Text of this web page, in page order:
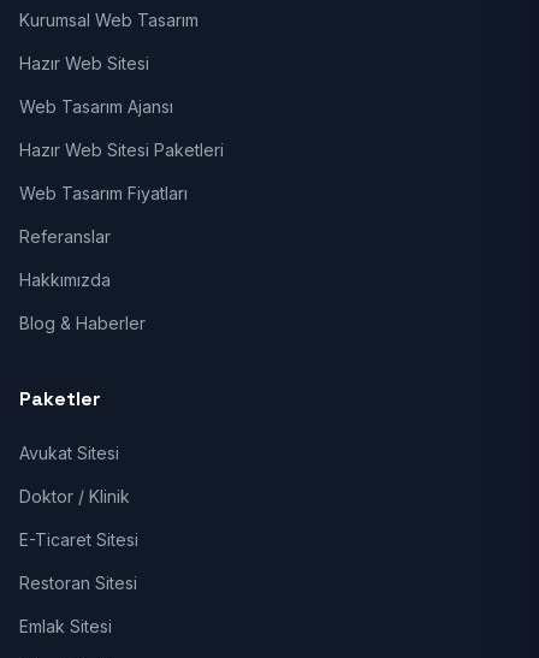
Kurumsal Web Tasarım
Hazır Web Sitesi
Web Tasarım Ajansı
Hazır Web Sitesi Paketleri
Web Tasarım Fiyatları
Referanslar
Hakkımızda
Blog & Haberler
Paketler
Avukat Sitesi
Doktor / Klinik
E-Ticaret Sitesi
Restoran Sitesi
Emlak Sitesi